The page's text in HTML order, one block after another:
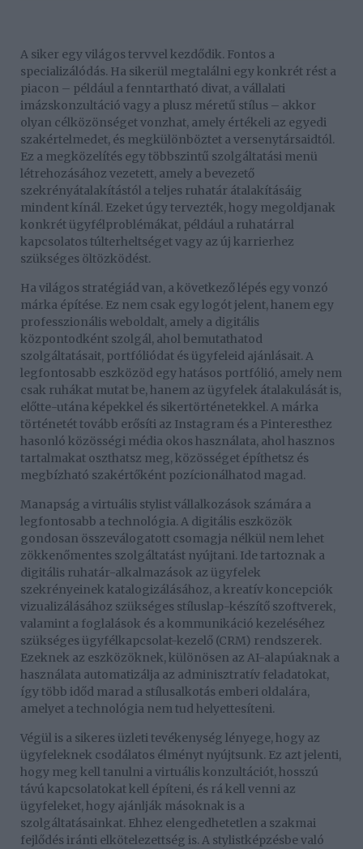
A siker egy világos tervvel kezdődik. Fontos a
specializálódás. Ha sikerül megtalálni egy konkrét rést a
piacon – például a fenntartható divat, a vállalati
imázskonzultáció vagy a plusz méretű stílus – akkor
olyan célközönséget vonzhat, amely értékeli az egyedi
szakértelmedet, és megkülönböztet a versenytársaidtól.
Ez a megközelítés egy többszintű szolgáltatási menü
létrehozásához vezetett, amely a bevezető
szekrényátalakítástól a teljes ruhatár átalakításáig
mindent kínál. Ezeket úgy tervezték, hogy megoldjanak
konkrét ügyfélproblémákat, például a ruhatárral
kapcsolatos túlterheltséget vagy az új karrierhez
szükséges öltözködést.
Ha világos stratégiád van, a következő lépés egy vonzó
márka építése. Ez nem csak egy logót jelent, hanem egy
professzionális weboldalt, amely a digitális
központodként szolgál, ahol bemutathatod
szolgáltatásait, portfóliódat és ügyfeleid ajánlásait. A
legfontosabb eszközöd egy hatásos portfólió, amely nem
csak ruhákat mutat be, hanem az ügyfelek átalakulását is,
előtte-utána képekkel és sikertörténetekkel. A márka
történetét tovább erősíti az Instagram és a Pinteresthez
hasonló közösségi média okos használata, ahol hasznos
tartalmakat oszthatsz meg, közösséget építhetsz és
megbízható szakértőként pozícionálhatod magad.
Manapság a virtuális stylist vállalkozások számára a
legfontosabb a technológia. A digitális eszközök
gondosan összeválogatott csomagja nélkül nem lehet
zökkenőmentes szolgáltatást nyújtani. Ide tartoznak a
digitális ruhatár-alkalmazások az ügyfelek
szekrényeinek katalogizálásához, a kreatív koncepciók
vizualizálásához szükséges stíluslap-készítő szoftverek,
valamint a foglalások és a kommunikáció kezeléséhez
szükséges ügyfélkapcsolat-kezelő (CRM) rendszerek.
Ezeknek az eszközöknek, különösen az AI-alapúaknak a
használata automatizálja az adminisztratív feladatokat,
így több időd marad a stílusalkotás emberi oldalára,
amelyet a technológia nem tud helyettesíteni.
Végül is a sikeres üzleti tevékenység lényege, hogy az
ügyfeleknek csodálatos élményt nyújtsunk. Ez azt jelenti,
hogy meg kell tanulni a virtuális konzultációt, hosszú
távú kapcsolatokat kell építeni, és rá kell venni az
ügyfeleket, hogy ajánlják másoknak is a
szolgáltatásainkat. Ehhez elengedhetetlen a szakmai
fejlődés iránti elkötelezettség is. A stylistképzésbe való